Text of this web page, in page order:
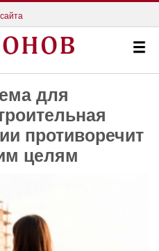
для
противоречит
целям